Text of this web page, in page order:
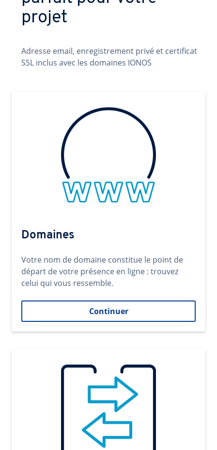
projet
Adresse email, enregistrement privé et certificat
SSL inclus avec les domaines IONOS
Domaines
Votre nom de domaine constitue le point de
départ de votre présence en ligne : trouvez
celui qui vous ressemble.
Continuer